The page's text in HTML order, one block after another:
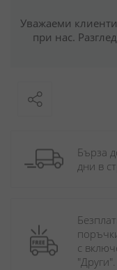
Уважаеми
при нас.
Бърза
дни в
с
"Други".